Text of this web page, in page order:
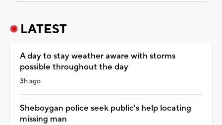
LATEST
A day to stay weather aware with storms
possible throughout the day
3h ago
Sheboygan police seek public's help locating
missing man